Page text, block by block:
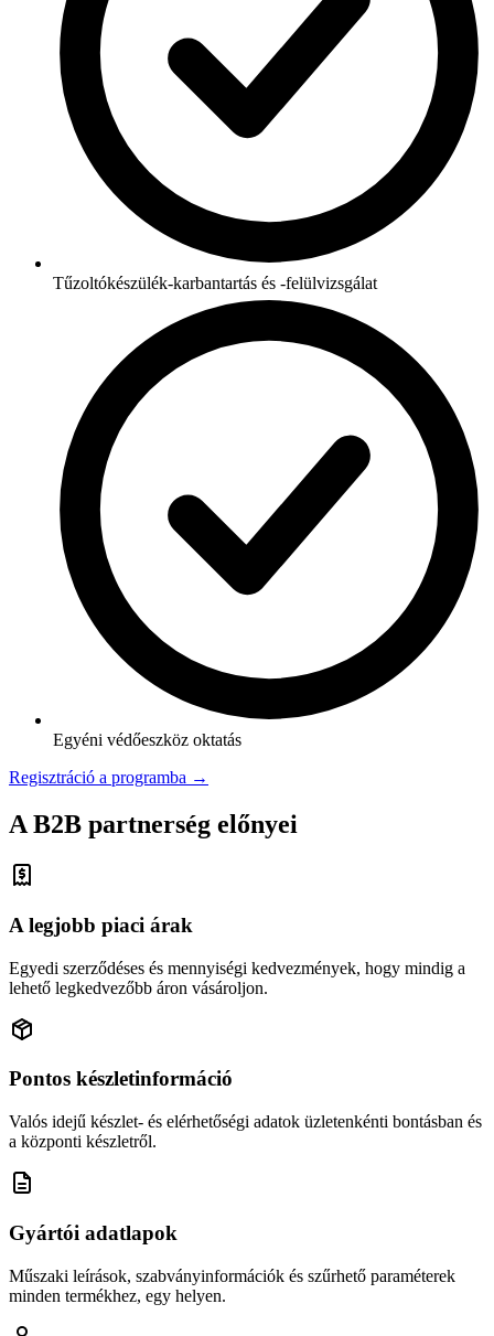
Tűzoltókészülék-karbantartás és -felülvizsgálat
Egyéni védőeszköz oktatás
Regisztráció a programba →
A B2B partnerség előnyei
A legjobb piaci árak
Egyedi szerződéses és mennyiségi kedvezmények, hogy mindig a
lehető legkedvezőbb áron vásároljon.
Pontos készletinformáció
Valós idejű készlet- és elérhetőségi adatok üzletenkénti bontásban és
a központi készletről.
Gyártói adatlapok
Műszaki leírások, szabványinformációk és szűrhető paraméterek
minden termékhez, egy helyen.